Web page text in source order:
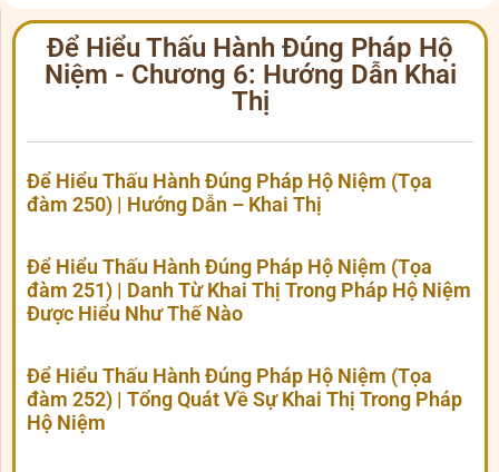
Để Hiểu Thấu Hành Đúng Pháp Hộ
Niệm - Chương 6: Hướng Dẫn Khai
Thị
Để Hiểu Thấu Hành Đúng Pháp Hộ Niệm (Tọa
đàm 250) | Hướng Dẫn – Khai Thị
Để Hiểu Thấu Hành Đúng Pháp Hộ Niệm (Tọa
đàm 251) | Danh Từ Khai Thị Trong Pháp Hộ Niệm
Được Hiểu Như Thế Nào
Để Hiểu Thấu Hành Đúng Pháp Hộ Niệm (Tọa
đàm 252) | Tổng Quát Về Sự Khai Thị Trong Pháp
Hộ Niệm